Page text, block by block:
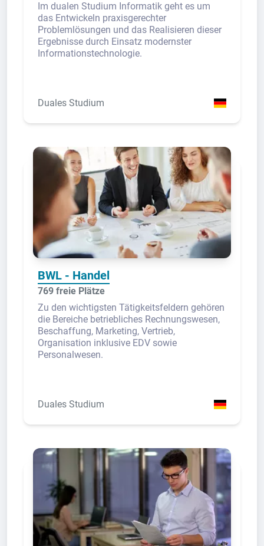
Im dualen Studium Informatik geht es um
das Entwickeln praxisgerechter
Problemlösungen und das Realisieren dieser
Ergebnisse durch Einsatz modernster
Informationstechnologie.
Duales Studium
BWL - Handel
769 freie Plätze
Zu den wichtigsten Tätigkeitsfeldern gehören
die Bereiche betriebliches Rechnungswesen,
Beschaffung, Marketing, Vertrieb,
Organisation inklusive EDV sowie
Personalwesen.
Duales Studium